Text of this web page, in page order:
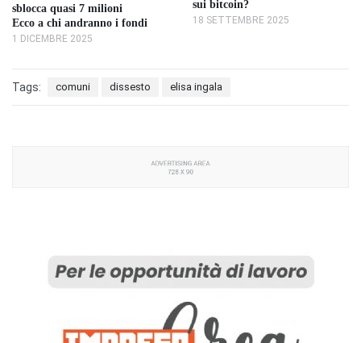
sblocca quasi 7 milioni
Ecco a chi andranno i fondi
1 DICEMBRE 2025
sui bitcoin?
18 SETTEMBRE 2025
Tags: comuni dissesto elisa ingala